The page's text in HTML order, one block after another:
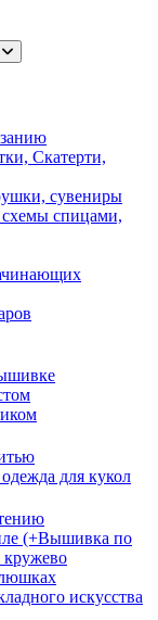
Скатерти,
сувениры
спицами,
для кукол
(+Вышивка по
искусства